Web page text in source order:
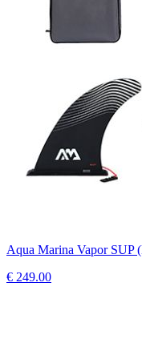
Aqua Marina Vapor SUP
€ 249.00